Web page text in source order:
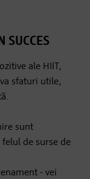
SUCCES
ale HIIT,
sfaturi utile,
sunt
de surse de
- vei